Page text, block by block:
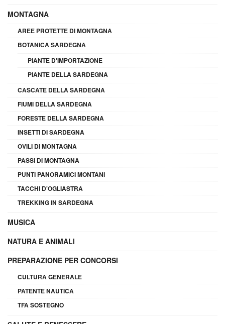
MONTAGNA
AREE PROTETTE DI MONTAGNA
BOTANICA SARDEGNA
PIANTE D'IMPORTAZIONE
PIANTE DELLA SARDEGNA
CASCATE DELLA SARDEGNA
FIUMI DELLA SARDEGNA
FORESTE DELLA SARDEGNA
INSETTI DI SARDEGNA
OVILI DI MONTAGNA
PASSI DI MONTAGNA
PUNTI PANORAMICI MONTANI
TACCHI D'OGLIASTRA
TREKKING IN SARDEGNA
MUSICA
NATURA E ANIMALI
PREPARAZIONE PER CONCORSI
CULTURA GENERALE
PATENTE NAUTICA
TFA SOSTEGNO